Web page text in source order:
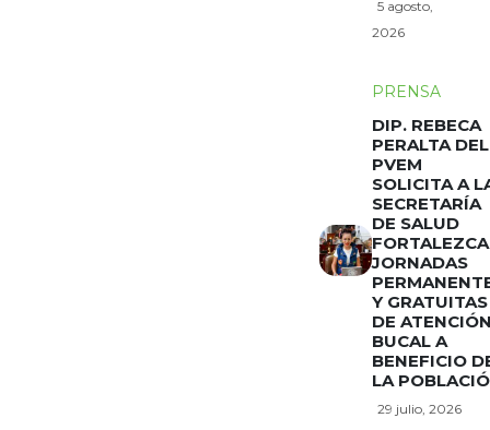
5 agosto,
2026
PRENSA
DIP. REBECA
PERALTA DEL
PVEM
SOLICITA A
SECRETARÍA
DE SALUD
FORTALEZCA
JORNADAS
Y GRATUITAS
DE
BUCAL A
BENEFICIO
LA
29 julio, 2026